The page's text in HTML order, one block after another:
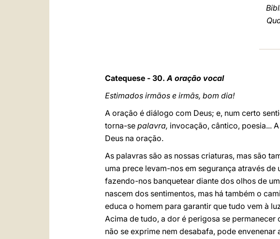
Catequese - 30.A oração vocal
Estimados irmãos e irmãs, bom dia!
A oração é diálogo com Deus; e, num certo
torna-se palavra, invocação, cântico, poesia...
Deus na oração.
As palavras são as nossas criaturas, mas são
uma prece levam-nos em segurança através
fazendo-nos banquetear diante dos olhos de
nascem dos sentimentos, mas há também o
educa o homem para garantir que tudo vem à
Acima de tudo, a dor é perigosa se
não se exprime nem desabafa, pode envenenar